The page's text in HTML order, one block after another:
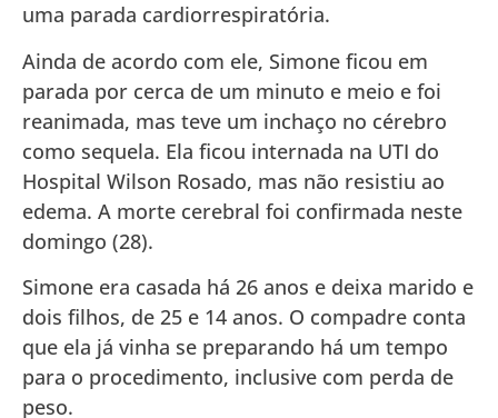
uma parada cardiorrespiratória.
Ainda de acordo com ele, Simone ficou em
parada por cerca de um minuto e meio e foi
reanimada, mas teve um inchaço no cérebro
como sequela. Ela ficou internada na UTI do
Hospital Wilson Rosado, mas não resistiu ao
edema. A morte cerebral foi confirmada neste
domingo (28).
Simone era casada há 26 anos e deixa marido e
dois filhos, de 25 e 14 anos. O compadre conta
que ela já vinha se preparando há um tempo
para o procedimento, inclusive com perda de
peso.